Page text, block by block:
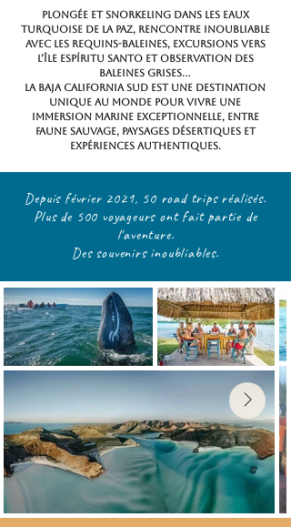
Plongée et snorkeling dans les eaux
turquoise de La Paz, rencontre inoubliable
avec les requins-baleines, excursions vers
l’île Espíritu Santo et observation des
baleines grises…
La Baja California Sud est une destination
unique au monde pour vivre une
immersion marine exceptionnelle, entre
faune sauvage, paysages désertiques et
expériences authentiques.
Depuis février 2021, 50 road trips réalisés.
Plus de 500 voyageurs ont fait partie de
l'aventure.
Des souvenirs inoubliables.